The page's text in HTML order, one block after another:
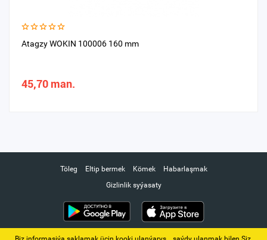
Atagzy WOKIN 100006 160 mm
45,70 man.
Töleg Eltip bermek Kömek
Habarlaşmak
Gizlinlik syýasaty